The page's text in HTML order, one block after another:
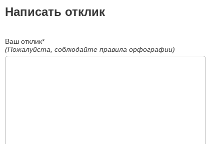
Написать отклик
Ваш отклик*
(Пожалуйста, соблюдайте правила орфографии)